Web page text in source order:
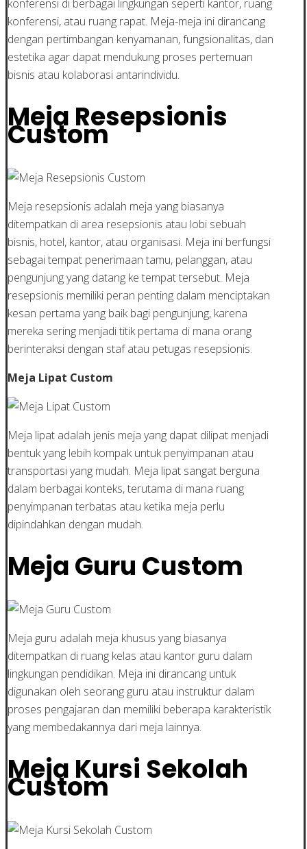
konferensi di berbagai lingkungan seperti kantor, ruang
konferensi, atau ruang rapat. Meja-meja ini dirancang
dengan pertimbangan kenyamanan, fungsionalitas, dan
estetika agar dapat mendukung proses pertemuan
bisnis atau kolaborasi antarindividu.
Meja Resepsionis
Custom
Meja resepsionis adalah meja yang biasanya
ditempatkan di area resepsionis atau lobi sebuah
bisnis, hotel, kantor, atau organisasi. Meja ini berfungsi
sebagai tempat penerimaan tamu, pelanggan, atau
pengunjung yang datang ke tempat tersebut. Meja
resepsionis memiliki peran penting dalam menciptakan
kesan pertama yang baik bagi pengunjung, karena
mereka sering menjadi titik pertama di mana orang
berinteraksi dengan staf atau petugas resepsionis.
Meja Lipat Custom
Meja lipat adalah jenis meja yang dapat dilipat menjadi
bentuk yang lebih kompak untuk penyimpanan atau
transportasi yang mudah. Meja lipat sangat berguna
dalam berbagai konteks, terutama di mana ruang
penyimpanan terbatas atau ketika meja perlu
dipindahkan dengan mudah.
Meja Guru Custom
Meja guru adalah meja khusus yang biasanya
ditempatkan di ruang kelas atau kantor guru dalam
lingkungan pendidikan. Meja ini dirancang untuk
digunakan oleh seorang guru atau instruktur dalam
proses pengajaran dan memiliki beberapa karakteristik
yang membedakannya dari meja lainnya.
Meja Kursi Sekolah
Custom